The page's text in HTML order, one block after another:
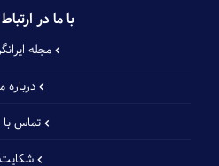
با ما در
مجله
درباره
تماس با
شکایت